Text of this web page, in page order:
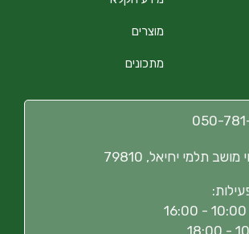
מוצרים
מתכונים
050-
תלמי יחיאל, 79810